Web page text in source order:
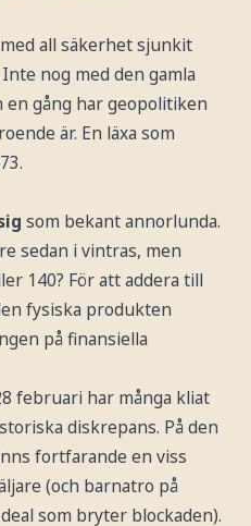
all säkerhet sjunkit
nog med den gamla
en gång har geopolitiken
är. En läxa som
som bekant annorlunda.
sedan i vintras, men
140? För att addera till
fysiska produkten
på finansiella
februari har många kliat
diskrepans. På den
fortfarande en viss
(och barnatro på
som bryter blockaden).